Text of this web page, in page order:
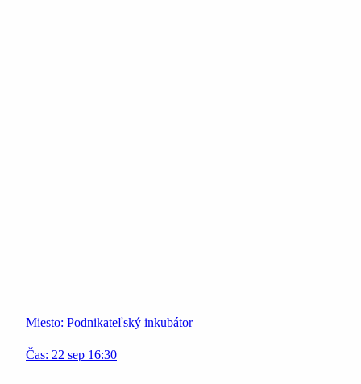
Miesto: Podnikateľský inkubátor
Čas: 22 sep 16:30